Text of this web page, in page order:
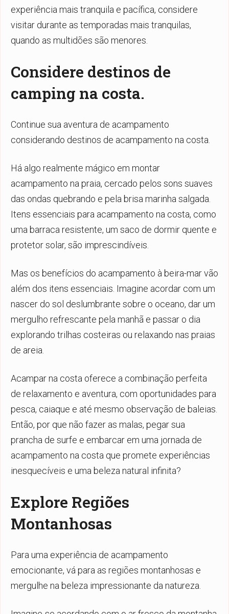
experiência mais tranquila e pacífica, considere
visitar durante as temporadas mais tranquilas,
quando as multidões são menores.
Considere destinos de
camping na costa.
Continue sua aventura de acampamento
considerando destinos de acampamento na costa.
Há algo realmente mágico em montar
acampamento na praia, cercado pelos sons suaves
das ondas quebrando e pela brisa marinha salgada.
Itens essenciais para acampamento na costa, como
uma barraca resistente, um saco de dormir quente e
protetor solar, são imprescindíveis.
Mas os benefícios do acampamento à beira-mar vão
além dos itens essenciais. Imagine acordar com um
nascer do sol deslumbrante sobre o oceano, dar um
mergulho refrescante pela manhã e passar o dia
explorando trilhas costeiras ou relaxando nas praias
de areia.
Acampar na costa oferece a combinação perfeita
de relaxamento e aventura, com oportunidades para
pesca, caiaque e até mesmo observação de baleias.
Então, por que não fazer as malas, pegar sua
prancha de surfe e embarcar em uma jornada de
acampamento na costa que promete experiências
inesquecíveis e uma beleza natural infinita?
Explore Regiões
Montanhosas
Para uma experiência de acampamento
emocionante, vá para as regiões montanhosas e
mergulhe na beleza impressionante da natureza.